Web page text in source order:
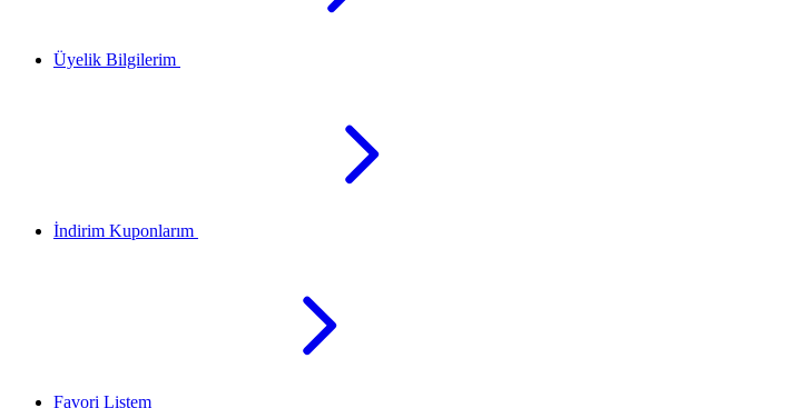
Üyelik Bilgilerim
İndirim Kuponlarım
Favori Listem